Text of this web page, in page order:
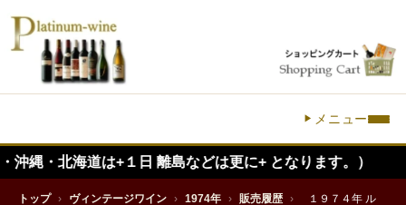
メニュー
は+１日 離島などは更に+ となります。）
トップ › ヴィンテージワイン › 1974年 › 販売履歴 ›
１９７４年 ル